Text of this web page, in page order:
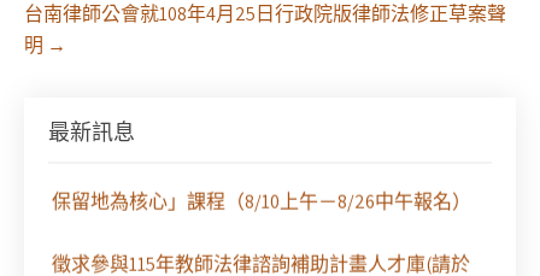
台南律師公會就108年4月25日行政院版律師法修正草案聲
明 →
最新訊息
29日（六）共同主辦「原住民（族）權利保障之實
保留地為核心」課程（8/10上午－8/26中午報名）
徵求參與115年教師法律諮詢補助計畫人才庫(請於